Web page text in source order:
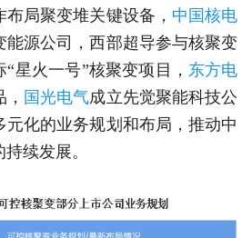
局聚变堆关键设备， 中国核电
能源公司，西部超导参与核聚变
星火一号”核聚变项目， 东方电
国光电气成立先觉聚能科技公
化的业务规划和布局，推动中
续发展。